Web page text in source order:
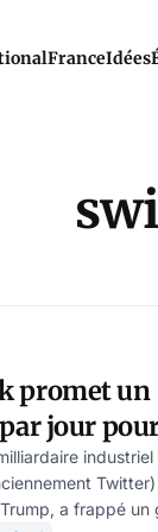
FranceIdées
promet un
jour
industriel
a frappé un